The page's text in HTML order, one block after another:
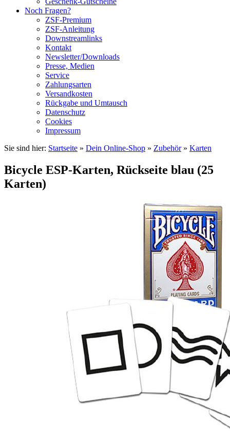
Noch Fragen?
ZSF-Premium
ZSF-Anleitung
Downstreamlinks
Kontakt
Newsletter/Downloads
Presse, Medien
Service
Zahlungsarten
Versandkosten
Rückgabe und Umtausch
Datenschutz
Cookies
Impressum
Sie sind hier: Startseite » Dein Online-Shop » Zubehör» Karten
Bicycle ESP-Karten, Rückseite blau (25
Karten)